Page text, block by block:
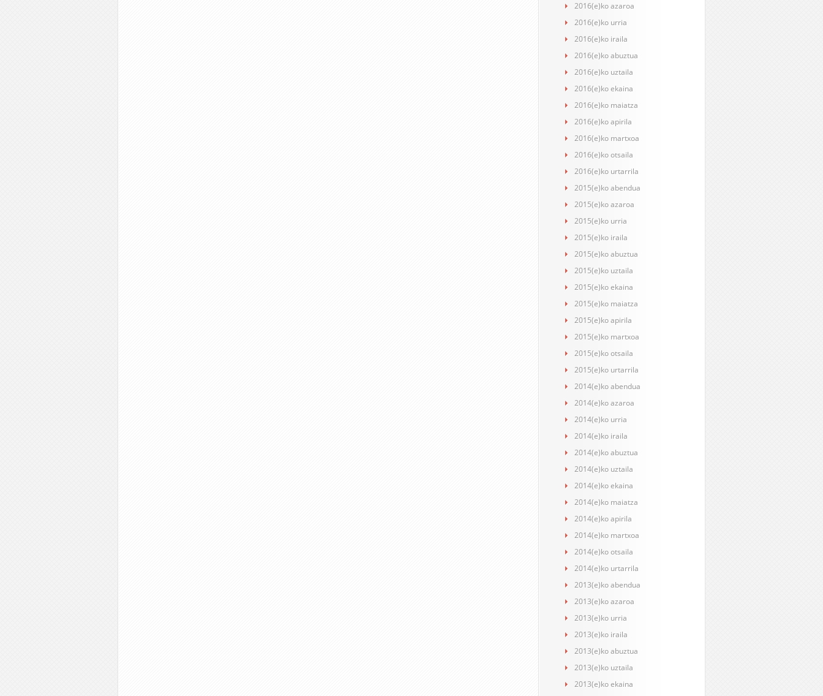
2016(e)ko azaroa
2016(e)ko urria
2016(e)ko iraila
2016(e)ko abuztua
2016(e)ko uztaila
2016(e)ko ekaina
2016(e)ko maiatza
2016(e)ko apirila
2016(e)ko martxoa
2016(e)ko otsaila
2016(e)ko urtarrila
2015(e)ko abendua
2015(e)ko azaroa
2015(e)ko urria
2015(e)ko iraila
2015(e)ko abuztua
2015(e)ko uztaila
2015(e)ko ekaina
2015(e)ko maiatza
2015(e)ko apirila
2015(e)ko martxoa
2015(e)ko otsaila
2015(e)ko urtarrila
2014(e)ko abendua
2014(e)ko azaroa
2014(e)ko urria
2014(e)ko iraila
2014(e)ko abuztua
2014(e)ko uztaila
2014(e)ko ekaina
2014(e)ko maiatza
2014(e)ko apirila
2014(e)ko martxoa
2014(e)ko otsaila
2014(e)ko urtarrila
2013(e)ko abendua
2013(e)ko azaroa
2013(e)ko urria
2013(e)ko iraila
2013(e)ko abuztua
2013(e)ko uztaila
2013(e)ko ekaina